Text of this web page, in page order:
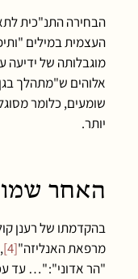
הבחירה התנ"כית
העצמית במילים
מוגבלותה של ידיעה
אלוהים ש"מתהלך
שומעים, כלומר
יותר.
האחר
בהקדמתו של רענן
מרפאת האנליזה"[4]
"הר אדוני": "… עד